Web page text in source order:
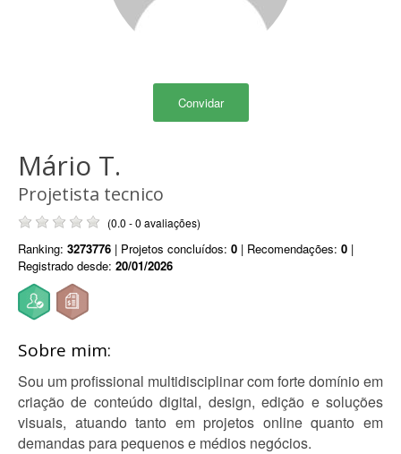
Convidar
Mário T.
Projetista tecnico
(0.0 - 0 avaliações)
Ranking: 3273776 | Projetos concluídos: 0 | Recomendações: 0 |
Registrado desde: 20/01/2026
Sobre mim:
Sou um profissional multidisciplinar com forte domínio em
criação de conteúdo digital, design, edição e soluções
visuais, atuando tanto em projetos online quanto em
demandas para pequenos e médios negócios.